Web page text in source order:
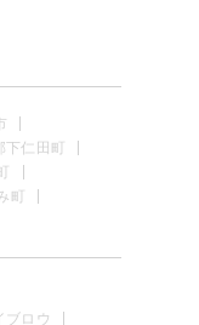
下仁田町
町
ブロウ